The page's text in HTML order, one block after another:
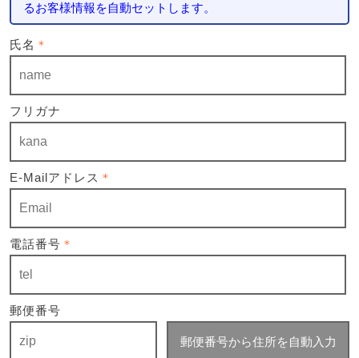
るお客様情報を自動セットします。
氏名 ＊
フリガナ
E-Mailアドレス ＊
電話番号 ＊
郵便番号
郵便番号から住所を自動入力